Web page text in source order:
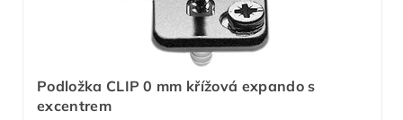
Podložka CLIP 0 mm křížová expando s
excentrem